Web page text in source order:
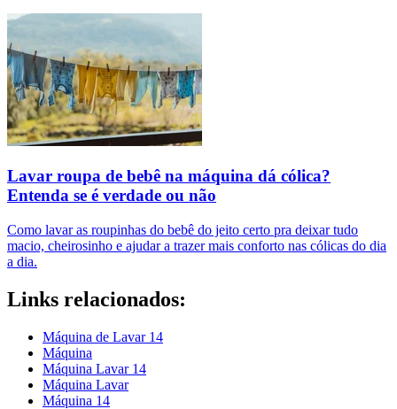
Lavar roupa de bebê na máquina dá cólica?
Entenda se é verdade ou não
Como lavar as roupinhas do bebê do jeito certo pra deixar tudo
macio, cheirosinho e ajudar a trazer mais conforto nas cólicas do dia
a dia.
Links relacionados:
Máquina de Lavar 14
Máquina
Máquina Lavar 14
Máquina Lavar
Máquina 14